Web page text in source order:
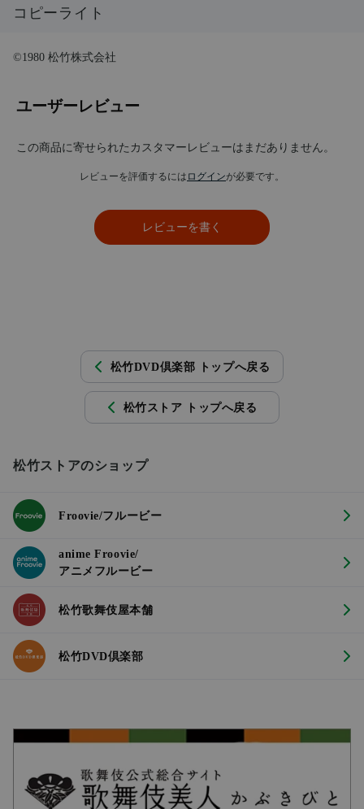
コピーライト
©1980 松竹株式会社
ユーザーレビュー
この商品に寄せられたカスタマーレビューはまだありません。
レビューを評価するには ログインが必要です。
レビューを書く
松竹DVD倶楽部 トップへ戻る
松竹ストア トップへ戻る
松竹ストアのショップ
Froovie/フルービー
anime Froovie/
アニメフルービー
松竹歌舞伎屋本舗
松竹DVD倶楽部